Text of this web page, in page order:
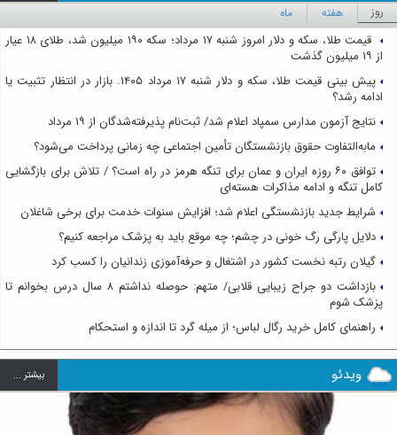
روز هفته ماه
قیمت طلا، سکه و دلار امروز شنبه ۱۷ مرداد؛ سکه ۱۹۰ میلیون شد، طلای ۱۸ عیار
از ۱۹ میلیون گذشت
پیش بینی قیمت طلا، سکه و دلار شنبه ۱۷ مرداد ۱۴۰۵. بازار در انتظار تثبیت یا
ادامه رشد؟
نتایج آزمون مدارس سمپاد اعلام شد/ ثبت‌نام پذیرفته‌شدگان از ۱۹ مرداد
مابه‌التفاوت حقوق بازنشستگان تأمین اجتماعی چه زمانی پرداخت می‌شود؟
توافق ۶۰ روزه ایران و عمان برای تنگه هرمز در راه است؟ / تلاش برای بازگشایی
کامل تنگه و ادامه مذاکرات هسته‌ای
شرایط جدید بازنشستگی اعلام شد؛ افزایش سنوات خدمت برای برخی شاغلان
دلایل پارگی رگ خونی در چشم؛ چه موقع باید به پزشک مراجعه کنیم؟
گیلان رتبه نخست کشور در اشتغال و حرفه‌آموزی زندانیان را کسب کرد
بازداشت دو جراح زیبایی قلابی/ متهم: حوصله نداشتم ۸ سال درس بخوانم تا
پزشک شوم
راهنمای کامل خرید رگال لباس؛ از میله گرد تا اندازه و استحکام
ویدئو بيشتر ...